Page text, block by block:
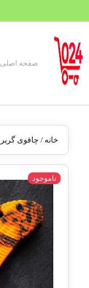
صفحه اصلی
خانه / چاقوی گربر
ناموجود